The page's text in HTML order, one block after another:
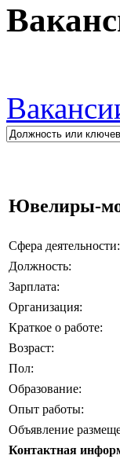
Ювелиры-
Сфера деятельности:
Должность:
Зарплата:
Организация:
Краткое о работе:
Возраст:
Пол:
Образование:
Опыт работы:
Объявление
Контактная